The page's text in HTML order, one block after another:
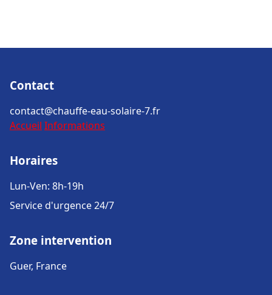
Contact
contact@chauffe-eau-solaire-7.fr
Accueil Informations
Horaires
Lun-Ven: 8h-19h
Service d'urgence 24/7
Zone intervention
Guer, France